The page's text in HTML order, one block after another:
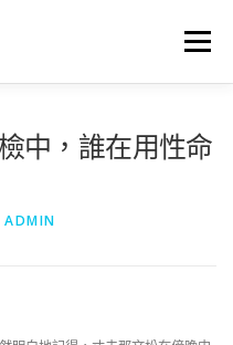
選單
中，誰在用性命
ADMIN